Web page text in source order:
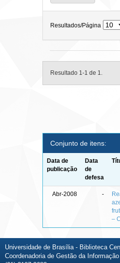
Resultados/Página
Resultado 1-1 de 1.
Conjunto de itens:
Data de
publicação
Data
de
defesa
Abr-2008 -
–
Universidade de Brasília - Biblioteca
Coordenadoria de Gestão da